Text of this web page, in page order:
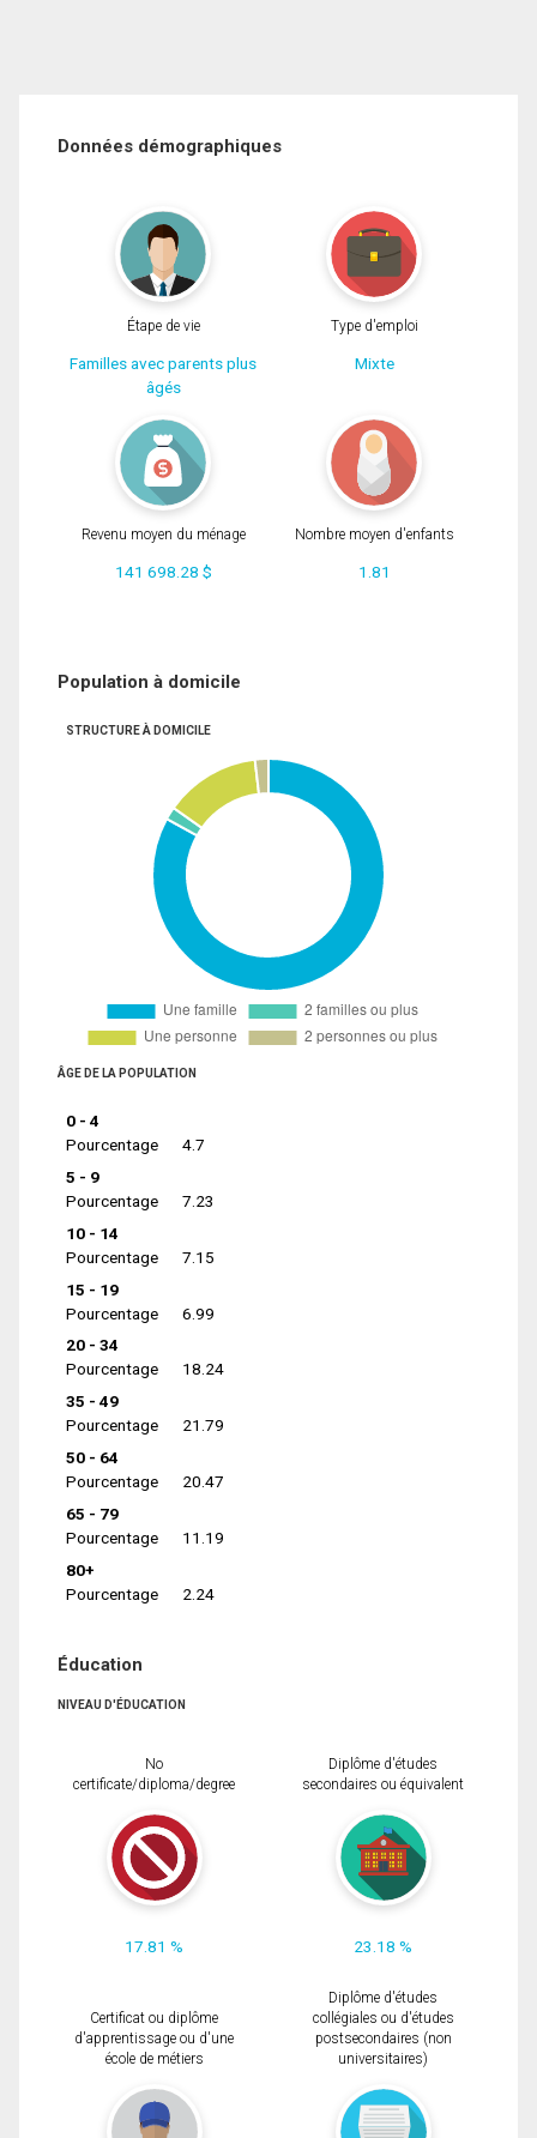
Données démographiques
Étape de vie
Familles avec parents plus
âgés
Type d'emploi
Mixte
Revenu moyen du ménage
141 698.28 $
Nombre moyen d'enfants
1.81
Population à domicile
STRUCTURE À DOMICILE
ÂGE DE LA POPULATION
0 - 4
Pourcentage
4.7
5 - 9
Pourcentage
7.23
10 - 14
Pourcentage
7.15
15 - 19
Pourcentage
6.99
20 - 34
Pourcentage
18.24
35 - 49
Pourcentage
21.79
50 - 64
Pourcentage
20.47
65 - 79
Pourcentage
11.19
80+
Pourcentage
2.24
Éducation
NIVEAU D'ÉDUCATION
No
certificate/diploma/degree
17.81 %
Diplôme d'études
secondaires ou équivalent
23.18 %
Certificat ou diplôme
d'apprentissage ou d'une
école de métiers
Diplôme d'études
collégiales ou d'études
postsecondaires (non
universitaires)